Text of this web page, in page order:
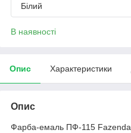
Білий
В наявності
Опис Характеристики
Опис
Фарба-емаль ПФ-115 Fazenda